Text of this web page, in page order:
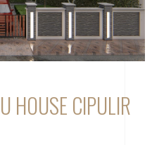
HOUSE CIPULIR